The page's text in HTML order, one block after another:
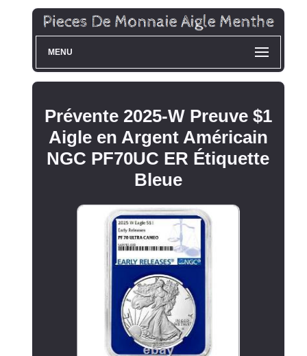
MENU
Prévente 2025-W Preuve $1
Aigle en Argent Américain
NGC PF70UC ER Étiquette
Bleue